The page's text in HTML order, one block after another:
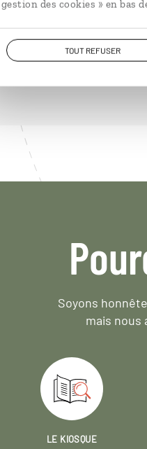
gestion des cookies » en bas
TOUT REFUSER
à partir de 2750€
Soyons
mais
LE KIOSQUE